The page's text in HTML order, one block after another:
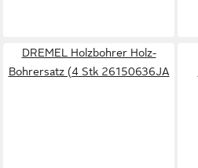
DREMEL Holzbohrer Holz-
Bohrersatz (4 Stk 26150636JA